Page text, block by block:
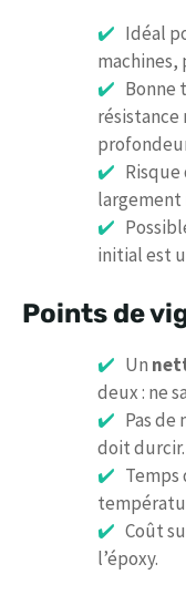
Idéal
machines,
Bonne
résistance
largement
initial est
Points de
Un
deux : ne
Pas de
doit durcir.
Temps
Coût
l’époxy.